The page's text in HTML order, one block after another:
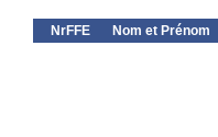
NrFFE Nom et Prénom